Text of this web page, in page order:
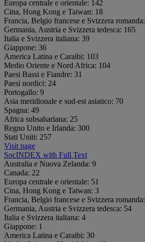
Europa centrale e orientale: 142
Cina, Hong Kong e Taiwan: 18
Francia, Belgio francese e Svizzera romanda:
Germania, Austria e Svizzera tedesca: 165
Italia e Svizzera italiana: 39
Giappone: 36
America Latina e Caraibi: 103
Medio Oriente e Nord Africa: 104
Paesi Bassi e Fiandre: 31
Paesi nordici: 24
Portogallo: 9
Asia meridionale e sud-est asiatico: 70
Spagna: 49
Africa subsahariana: 25
Regno Unito e Irlanda: 300
Stati Uniti: 257
Visit page
SocINDEX with Full Text
Australia e Nuova Zelanda: 9
Canada: 22
Europa centrale e orientale: 51
Cina, Hong Kong e Taiwan: 3
Francia, Belgio francese e Svizzera romanda:
Germania, Austria e Svizzera tedesca: 54
Italia e Svizzera italiana: 4
Giappone: 1
America Latina e Caraibi: 30